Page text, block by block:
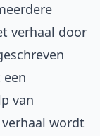
verhaal door
van
wordt